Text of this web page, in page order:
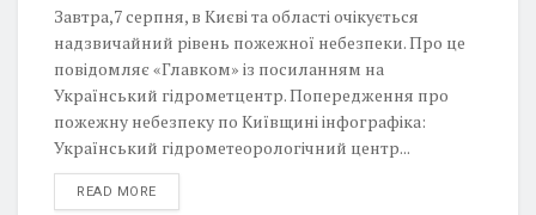
Завтра,7 серпня, в Києві та області очікується
надзвичайний рівень пожежної небезпеки. Про це
повідомляє «Главком» із посиланням на
Український гідрометцентр. Попередження про
пожежну небезпеку по Київщині інфографіка:
Український гідрометеорологічний центр...
READ MOREDETAILS